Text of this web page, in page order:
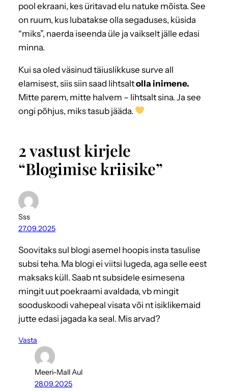
pool ekraani, kes üritavad elu natuke mõista. See
on ruum, kus lubatakse olla segaduses, küsida
“miks”, naerda iseenda üle ja vaikselt jälle edasi
minna.
Kui sa oled väsinud täiuslikkuse surve all
elamisest, siis siin saad lihtsaltolla inimene.
Mitte parem, mitte halvem – lihtsalt sina. Ja see
ongi põhjus, miks tasub jääda.
2 vastust kirjele
“Blogimise kriisike”
Sss
27.09.2025
Soovitaks sul blogi asemel hoopis insta tasulise
subsi teha. Ma blogi ei viitsi lugeda, aga selle eest
maksaks küll. Saab nt subsidele esimesena
mingit uut poekraami avaldada, vb mingit
sooduskoodi vahepeal visata või nt isiklikemaid
jutte edasi jagada ka seal. Mis arvad?
Vasta
Meeri-Mall Aul
28.09.2025